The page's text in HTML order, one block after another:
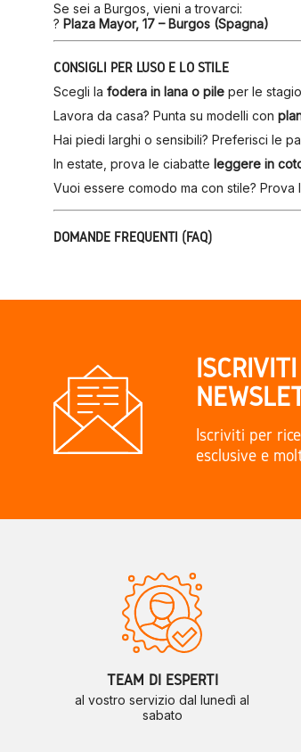
Se sei a Burgos, vieni a trovarci:
? Plaza Mayor, 17 – Burgos (Spagna)
CONSIGLI PER L’USO E LO STILE
Scegli la fodera in lana o pile per le
Lavora da casa? Punta su modelli con
Hai piedi larghi o sensibili? Preferisci le
In estate, prova le ciabatte leggere in
Vuoi essere comodo ma con stile?
DOMANDE FREQUENTI (FAQ)
Ci sono taglie grandi?
Assolutamente sì. Sono pensate per
Posso ordinare online e ritirare in
Sì, offriamo anche il ritiro gratuito presso
ACQUISTA ORA O VIENI A TROVARCI
www.calzadosvesga.com
Calzados Vesga. Ven y Verás.
Iscriviti per
esclusive e
TEAM DI ESPERTI
al vostro servizio dal lunedì al
sabato